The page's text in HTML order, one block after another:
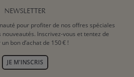
approche. Voici comment la gamme
visuels, sons doux et préhension
cartes contrastées)
NEWSLETTER
pour profiter de nos offres spéciales
Inscrivez-vous et tentez de
bon d’achat de 150 € !
JE M'INSCRIS